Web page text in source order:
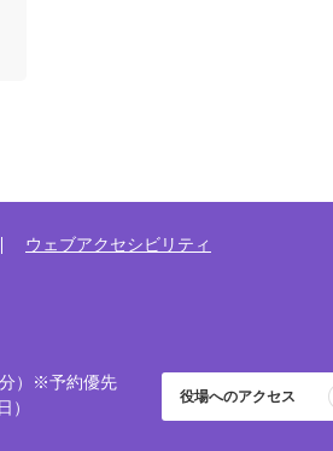
ウェブアクセシビリティ
分）※予約優先
）
役場へのアクセス